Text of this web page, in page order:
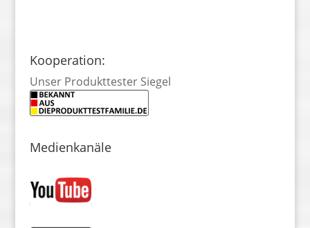
Kooperation:
Unser Produkttester Siegel
Medienkanäle